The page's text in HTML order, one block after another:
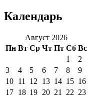
Календарь
Август 2026
Пн Вт Ср Чт Пт Сб Вс
1
2
3
4 5 6 7 8
9
10 11 12 13 14 15 16
17 18 19 20 21 22 23